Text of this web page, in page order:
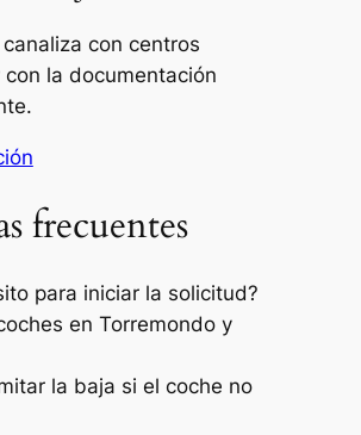
con centros
la documentación
frecuentes
para iniciar la solicitud?
en Torremondo y
la baja si el coche no